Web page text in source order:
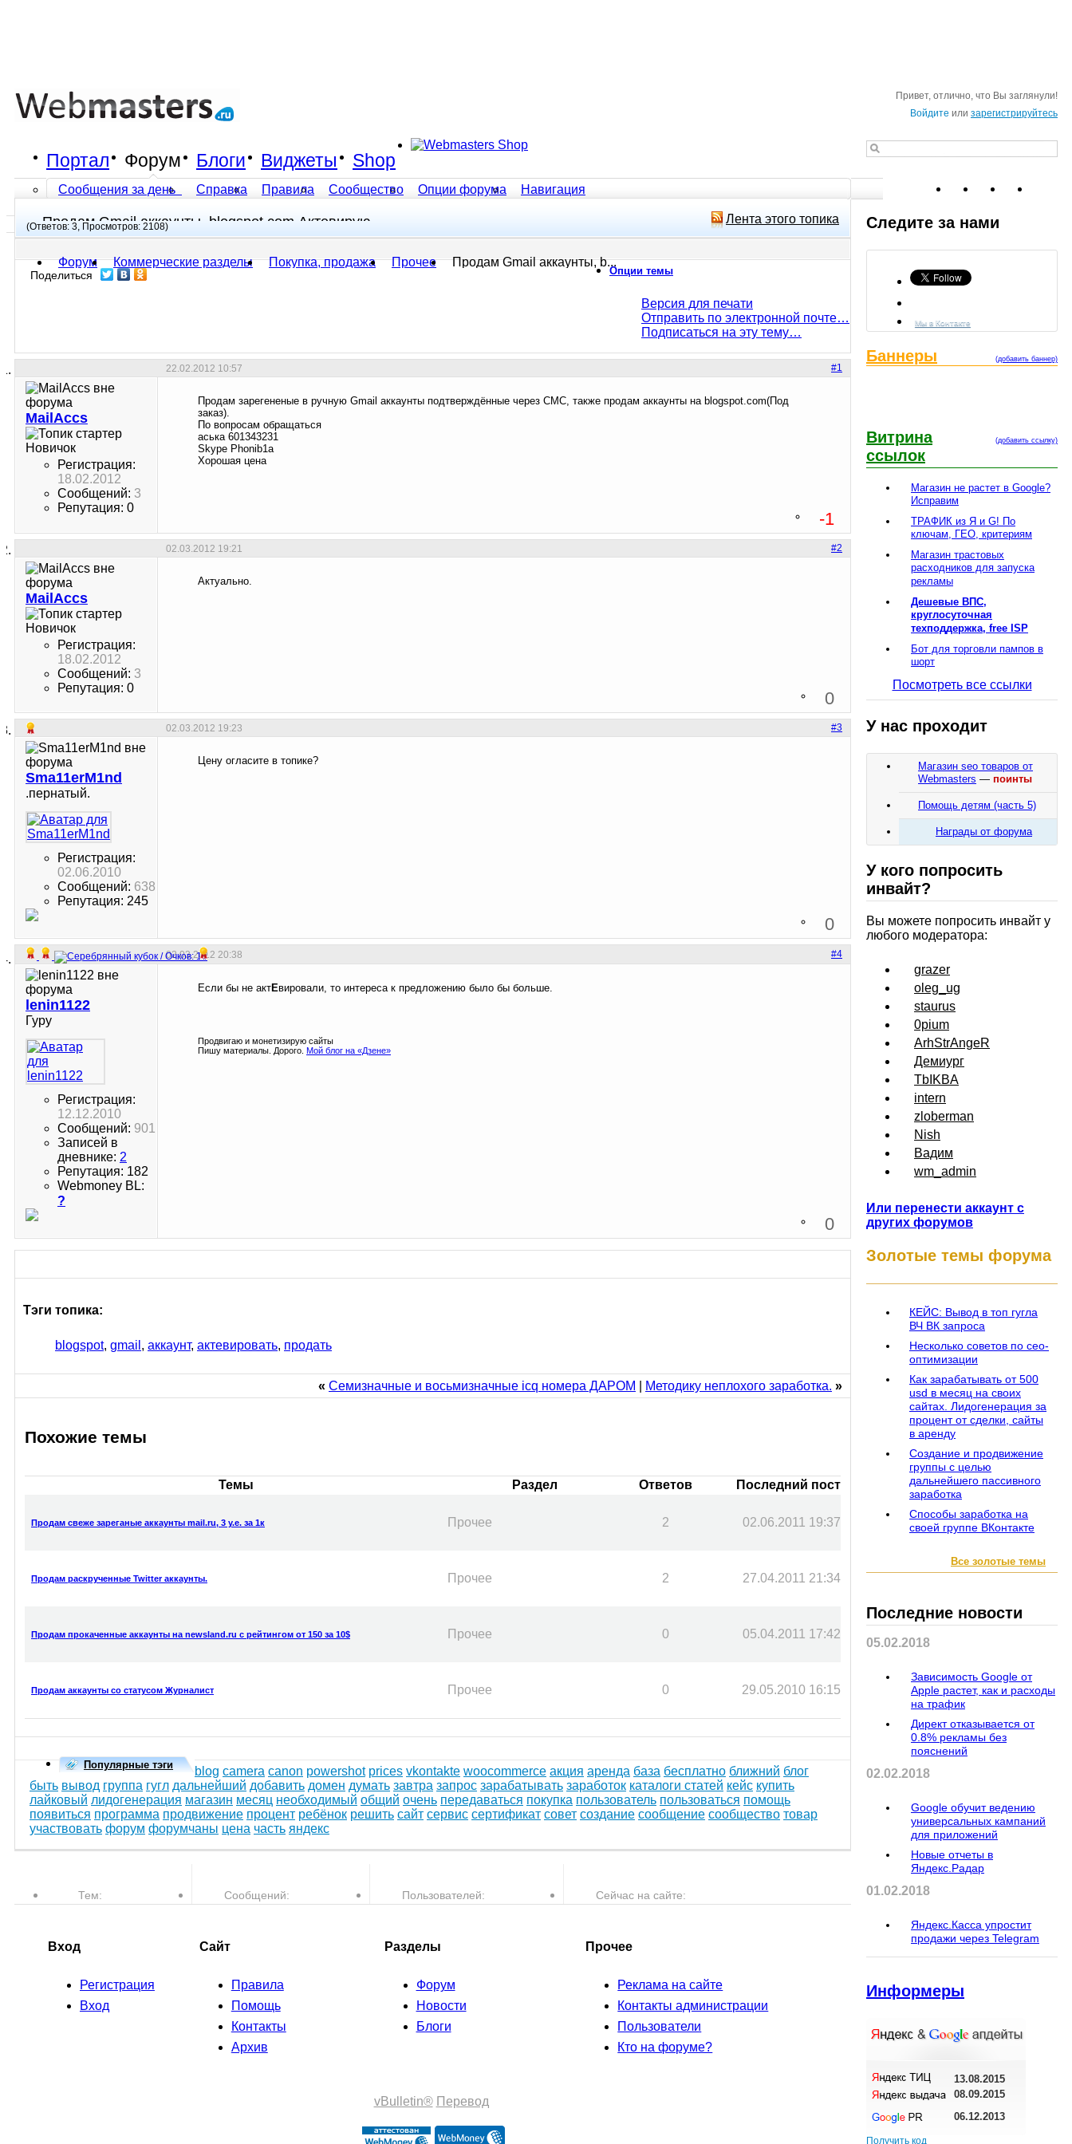
Привет, отлично, что Вы заглянули!
Войдите или зарегистрируйтесь
Портал Форум
Сообщения за день Справка Правила Сообщество Опции форума
Все разделы прочитаны
Навигация
Блоги Виджеты Shop
Форум Коммерческие разделы Покупка, продажа Прочее Продам Gmail аккаунты, b...
Лента этого топика
Продам Gmail аккаунты, blogspot.com Актевирую
(Ответов: 3, Просмотров: 2108)
Опции темы
Версия для печати
Отправить по электронной почте…
Подписаться на эту тему…
Поделиться
22.02.2012 10:57 #1
MailAccs
Новичок
Регистрация:
18.02.2012
Сообщений: 3
Репутация: 0
Продам зарегененые в ручную Gmail аккаунты подтверждённые через СМС, также продам аккаунты на blogspot.com(Под
заказ).
По вопросам обращаться
аська 601343231
Skype Phonib1a
Хорошая цена
-1
02.03.2012 19:21 #2
MailAccs
Новичок
Регистрация:
18.02.2012
Сообщений: 3
Репутация: 0
Актуально.
0
02.03.2012 19:23 #3
Sma11erM1nd
.пернатый.
Регистрация:
02.06.2010
Сообщений: 638
Репутация: 245
Цену огласите в топике?
0
02.03.2012 20:38 #4
lenin1122
Гуру
Регистрация:
12.12.2010
Сообщений: 901
Записей в
дневнике: 2
Репутация: 182
Webmoney BL:
?
Если бы не актЕвировали, то интереса к предложению было бы больше.
Продвигаю и монетизирую сайты
Пишу материалы. Дорого. Мой блог на «Дзене»
0
Тэги топика:
blogspot, gmail , аккаунт, актевировать, продать
« Семизначные и восьмизначные icq номера ДАРОМ Методику неплохого заработка. »
Похожие темы
Темы Раздел Ответов Последний пост
Продам свеже зареганые аккаунты mail.ru, 3 у.е. за 1к Прочее 2 02.06.2011 19:37
Продам раскрученные Twitter аккаунты. Прочее 2 27.04.2011 21:34
Продам прокаченные аккаунты на newsland.ru с рейтингом от 150 за 10$ Прочее 0 05.04.2011 17:42
Продам аккаунты со статусом Журналист Прочее 0 29.05.2010 16:15
Популярные тэги blog camera canon powershot prices vkontakte woocommerce акция аренда база бесплатно ближний блог
быть вывод группа гугл дальнейший добавить домен думать завтра запрос зарабатывать заработок каталоги статей кейс купить
лайковый лидогенерация магазин месяц необходимый общий очень передаваться покупка пользователь пользоваться помощь
появиться программа продвижение процент ребёнок решить сайт сервис сертификат совет создание сообщение сообщество товар
участвовать форум форумчаны цена часть яндекс
Тем: Сообщений: Пользователей: Сейчас на сайте:
Вход
Регистрация
Вход
Сайт
Правила
Помощь
Контакты
Архив
Разделы
Форум
Новости
Блоги
Прочее
Реклама на сайте
Контакты администрации
Пользователи
Кто на форуме?
vBulletin® Перевод
Следите за нами
Мы в Контакте
(добавить баннер)
Баннеры
(добавить ссылку)
Витрина
ссылок
Магазин не растет в Google?
Исправим
ТРАФИК из Я и G! По
ключам, ГЕО, критериям
Магазин трастовых
расходников для запуска
рекламы
Дешевые ВПС,
круглосуточная
техподдержка, free ISP
Бот для торговли пампов в
шорт
Посмотреть все ссылки
У нас проходит
Магазин seo товаров от
Webmasters — поинты
Помощь детям (часть 5)
Награды от форума
У кого попросить
инвайт?
Вы можете попросить инвайт у
любого модератора:
grazer
oleg_ug
staurus
0pium
ArhStrAngeR
Демиург
TbIKBA
intern
zloberman
Nish
Вадим
wm_admin
Или перенести аккаунт с
других форумов
Золотые темы форума
КЕЙС: Вывод в топ гугла
ВЧ ВК запроса
Несколько советов по сео-
оптимизации
Как зарабатывать от 500
usd в месяц на своих
сайтах. Лидогенерация за
процент от сделки, сайты
в аренду
Создание и продвижение
группы с целью
дальнейшего пассивного
заработка
Способы заработка на
своей группе ВКонтакте
Все золотые темы
Последние новости
05.02.2018
Зависимость Google от
Apple растет, как и расходы
на трафик
Директ отказывается от
0.8% рекламы без
пояснений
02.02.2018
Google обучит ведению
универсальных кампаний
для приложений
Новые отчеты в
Яндекс.Радар
01.02.2018
Яндекс.Касса упростит
продажи через Telegram
Информеры
13.08.2015
08.09.2015
06.12.2013
Получить код